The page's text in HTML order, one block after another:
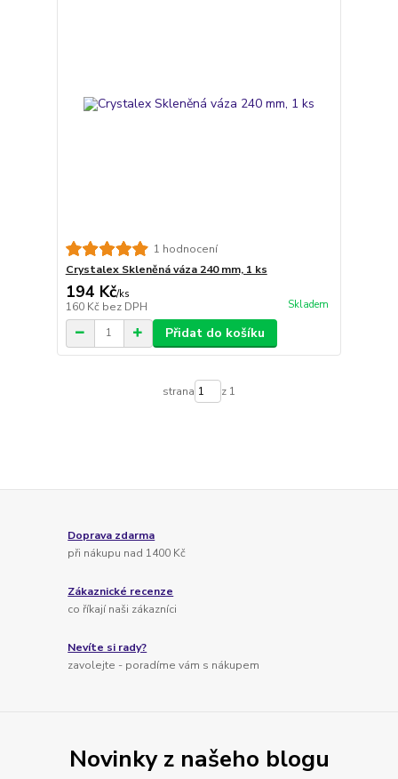
1 hodnocení
Crystalex Skleněná váza 240 mm, 1 ks
194 Kč/ks
160 Kč bez DPH Skladem
Přidat do košíku
strana z 1
Doprava zdarma
při nákupu nad 1400 Kč
Zákaznické recenze
co říkají naši zákazníci
Nevíte si rady?
zavolejte - poradíme vám s nákupem
Novinky z našeho blogu